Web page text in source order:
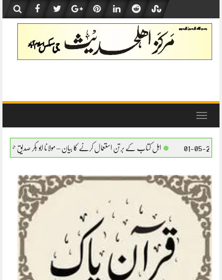
content
Toggle
کتاب کے برتن استعمال کرنے کا بیان – مولانا ابو بکر صدیق حفظہ اللہ اہل کتاب کے برتن